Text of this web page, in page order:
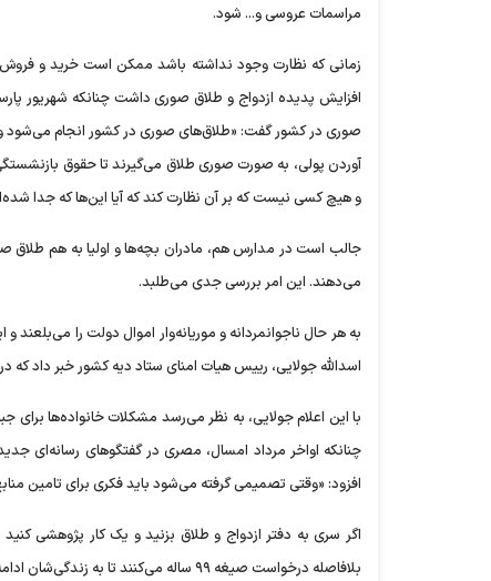
مراسمات عروسی و... شود.
زمانی که نظارت وجود نداشته باشد ممکن است خرید و فروش
افزایش پدیده ازدواج و طلاق صوری داشت چنانکه شهریور
صوری در کشور گفت: «طلاق‌های صوری در کشور انجام می‌شود
آوردن پولی، به صورت صوری طلاق می‌گیرند تا حقوق
و هیچ کسی نیست که بر آن نظارت کند که آیا این‌ها که جدا
جالب است در مدارس هم، مادران بچه‌ها و اولیا به هم طلاق
می‌دهند. این امر بررسی جدی می‌طلبد.
به هر حال ناجوانمردانه و موریانه‌وار اموال دولت را
اسدالله جولایی، رییس هیات امنای ستاد دیه کشور خبر داد
با این اعلام جولایی، به نظر می‌رسد مشکلات خانواده‌ها
چنانکه اواخر مرداد امسال، مصری در گفتگو‌های رسانه‌ای
افزود: «وقتی تصمیمی گرفته می‌شود باید فکری برای تامین
اگر سری به دفتر ازدواج و طلاق بزنید و یک کار پژوهشی
بلافاصله درخواست صیغه ۹۹ ساله می‌کنند تا به زندگی‌شان ادامه دهند؛ طلاق می‌گیرند تا طلاقنامه ارایه کرده و زن، حقوق پدر فوت شده را بگیرد.